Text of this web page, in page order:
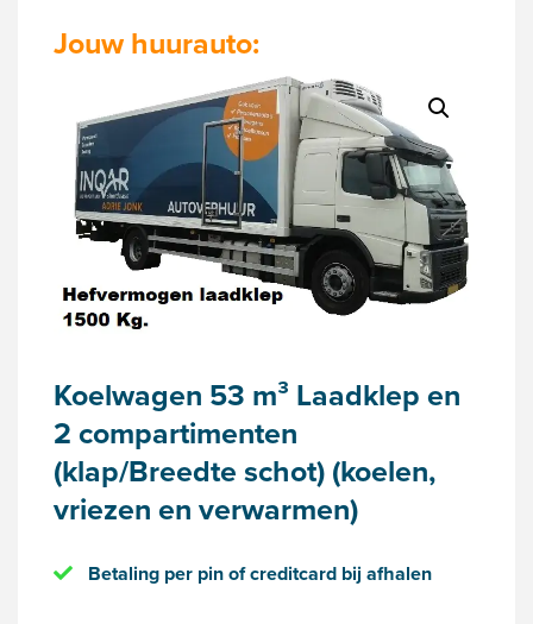
Jouw huurauto:
Koelwagen 53 m³ Laadklep en
2 compartimenten
(klap/Breedte schot) (koelen,
vriezen en verwarmen)
Betaling per pin of creditcard bij afhalen